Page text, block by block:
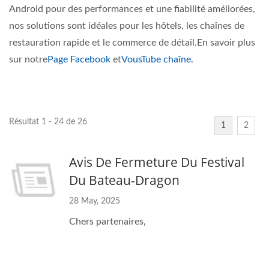
Android pour des performances et une fiabilité améliorées,
nos solutions sont idéales pour les hôtels, les chaînes de
restauration rapide et le commerce de détail.En savoir plus
sur notrePage Facebook etVousTube chaîne.
Résultat 1 - 24 de 26 1 2
Avis De Fermeture Du Festival
Du Bateau-Dragon
28 May, 2025
Chers partenaires,